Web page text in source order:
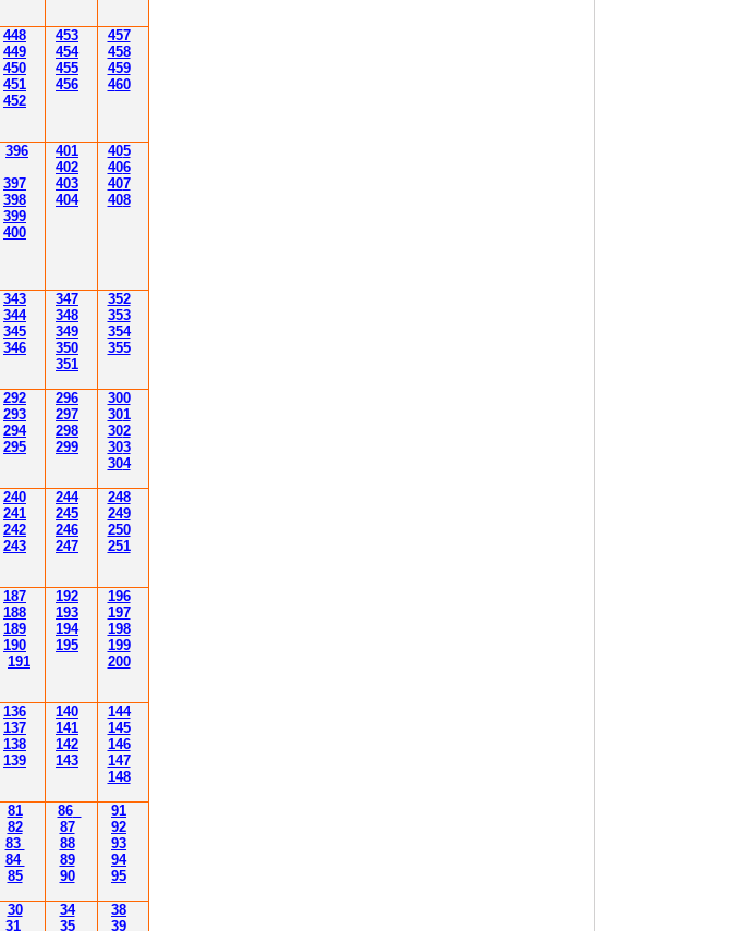
448
449
450
451
452
453
454
455
456
457
458
459
460
396
397
398
399
400
401
402
403
404
405
406
407
408
343
344
345
346
347
348
349
350
351
352
353
354
355
292
293
294
295
296
297
298
299
300
301
302
303
304
240
241
242
243
244
245
246
247
248
249
250
251
187
188
189
190
191
192
193
194
195
196
197
198
199
200
136
137
138
139
140
141
142
143
144
145
146
147
148
81
82
83
84
85
86
87
88
89
90
91
92
93
94
95
30
31
34
35
38
39